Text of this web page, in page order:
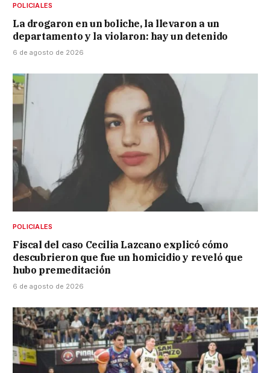
POLICIALES
La drogaron en un boliche, la llevaron a un
departamento y la violaron: hay un detenido
6 de agosto de 2026
POLICIALES
Fiscal del caso Cecilia Lazcano explicó cómo
descubrieron que fue un homicidio y reveló que
hubo premeditación
6 de agosto de 2026